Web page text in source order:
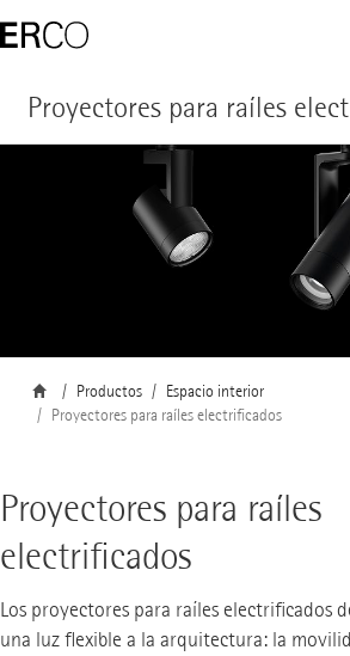
Proyectores para raíles
Productos
Espacio interior
Proyectores para raíles electrificados
Proyectores para raíles
electrificados
Los proyectores para raíles electrificados
una luz flexible a la arquitectura: la